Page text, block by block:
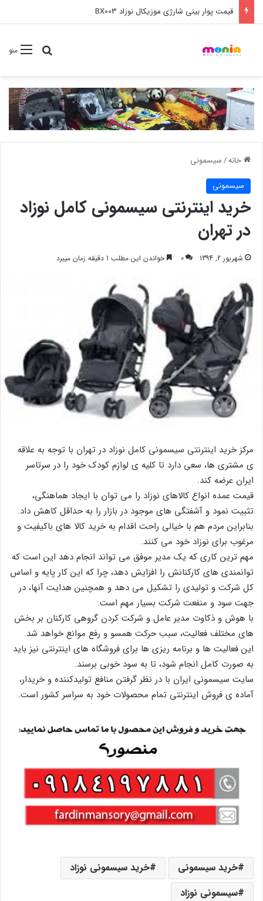
خرید عمده ست مانیکور نوزاد خارجی
منوجستجو
خانه/سیسمونی
سیسمونی
خرید اینترنتی سیسمونی کامل نوزاد
در تهران
شهریور 2, 1394 0 خواندن این مطلب 1 دقیقه زمان میبرد
مرکز خرید اینترنتی سیسمونی کامل نوزاد در تهران با توجه به علاقه
ی مشتری ها، سعی دارد تا کلیه ی لوازم کودک خود را در سرتاسر
ایران عرضه کند.
قیمت عمده انواع کالاهای نوزاد را می توان با ایجاد هماهنگی،
تثبیت نمود و آشفتگی های موجود در بازار را به حداقل کاهش داد.
بنابراین مردم هم با خیالی راحت اقدام به خرید کالا های باکیفیت و
مرغوب برای نوزاد خود می کنند.
مهم ترین کاری که یک مدیر موفق می تواند انجام دهد این است که
توانمندی های کارکنانش را افزایش دهد، چرا که این کار پایه و اساس
کل شرکت و تولیدی را تشکیل می دهد و همچنین هدایت آنها، در
جهت سود و منفعت شرکت بسیار مهم است.
با هوش و ذکاوت مدیر عامل و شرکت کردن گروهی کارکنان بر بخش
های مختلف فعالیت، سبب حرکت همسو و رفع موانع خواهد شد.
این فعالیت ها و برنامه ریزی ها برای فروشگاه های اینترنتی نیز باید
به صورت کامل انجام شود، تا به سود خوبی برسند.
سایت سیسمونی ایران با در نظر گرفتن منافع تولیدکننده و خریدار،
آماده ی فروش اینترنتی تمام محصولات خود به سراسر کشور است.
خرید سیسمونی
خرید سیسمونی نوزاد
سیسمونی نوزاد